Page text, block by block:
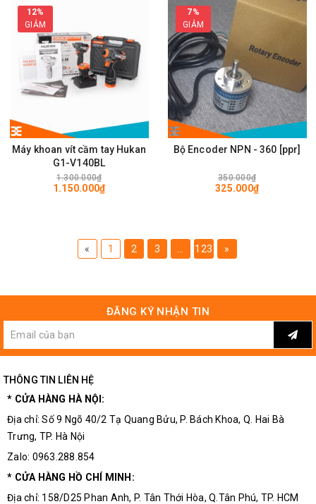
12%
GIẢM
Máy khoan vít cầm tay Hukan
G1-V140BL
1.300.000₫
1.150.000₫
7%
GIẢM
Bộ Encoder NPN - 360 [ppr]
350.000₫
325.000₫
« 1 2 3 123 »
ĐĂNG KÝ NHẬN TIN
THÔNG TIN LIÊN HỆ
* CỬA HÀNG HÀ NỘI:
Địa chỉ: Số 9 Ngõ 40/2 Tạ Quang Bửu, P. Bách Khoa, Q. Hai Bà
Trưng, TP. Hà Nội
Zalo: 0963.288.854
* CỬA HÀNG HỒ CHÍ MINH:
Địa chỉ: 158/D25 Phan Anh, P. Tân Thới Hòa, Q.Tân Phú, TP. HCM